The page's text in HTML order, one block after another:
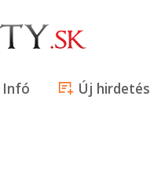
Infó Új hirdetés